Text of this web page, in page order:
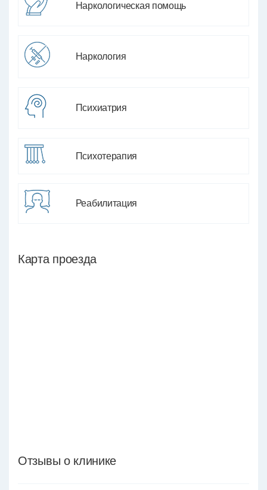
Наркологическая помощь
Наркология
Психиатрия
Психотерапия
Реабилитация
Карта проезда
Отзывы о клинике